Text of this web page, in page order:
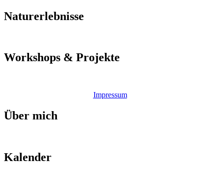
Naturerlebnisse
Workshops & Projekte
Impressum
Über mich
Kalender